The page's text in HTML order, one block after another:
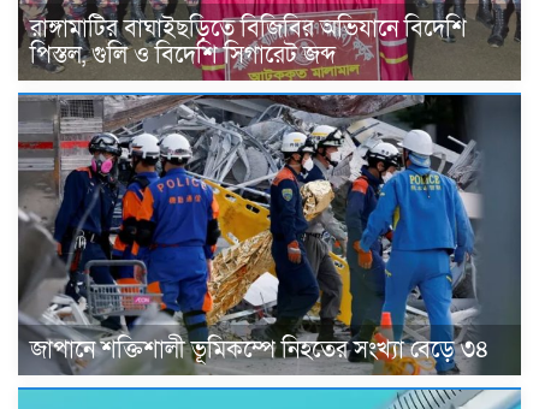
রাঙ্গামাটির বাঘাইছড়িতে বিজিবির অভিযানে বিদেশি
পিস্তল, গুলি ও বিদেশি সিগারেট জব্দ
জাপানে শক্তিশালী ভূমিকম্পে নিহতের সংখ্যা বেড়ে ৩৪